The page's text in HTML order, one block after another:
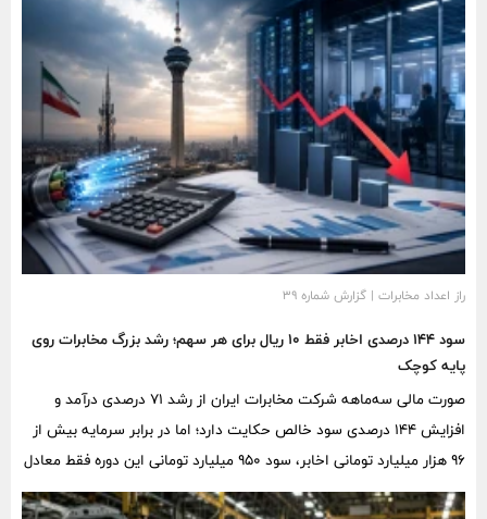
نیز به سهام سایپا اختصاص دارد.
راز اعداد مخابرات | گزارش شماره ۳۹
سود ۱۴۴ درصدی اخابر فقط ۱۰ ریال برای هر سهم؛ رشد بزرگ مخابرات روی
پایه کوچک
صورت مالی سه‌ماهه شرکت مخابرات ایران از رشد ۷۱ درصدی درآمد و
افزایش ۱۴۴ درصدی سود خالص حکایت دارد؛ اما در برابر سرمایه بیش از
۹۶ هزار میلیارد تومانی اخابر، سود ۹۵۰ میلیارد تومانی این دوره فقط معادل
۱۰ ریال به ازای هر سهم و کمتر از یک درصد سرمایه اسمی شرکت است.